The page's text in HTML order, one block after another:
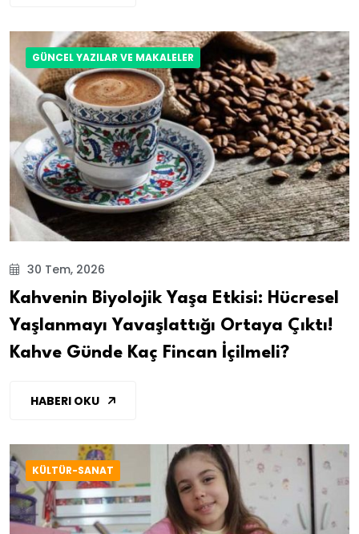
GÜNCEL YAZILAR VE MAKALELER
30 Tem, 2026
Kahvenin Biyolojik Yaşa Etkisi: Hücresel
Yaşlanmayı Yavaşlattığı Ortaya Çıktı!
Kahve Günde Kaç Fincan İçilmeli?
HABERI OKU
KÜLTÜR-SANAT